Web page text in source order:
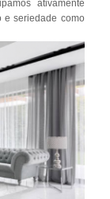
ativamente
e seriedade como